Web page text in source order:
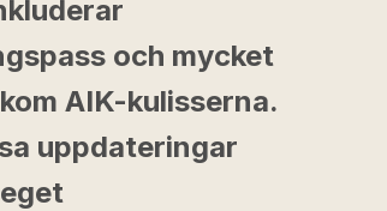
och mycket
AIK-kulisserna.
uppdateringar